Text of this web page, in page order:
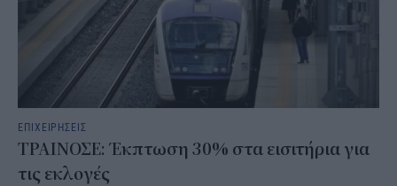
ΕΠΙΧΕΙΡΗΣΕΙΣ
ΤΡΑΙΝΟΣΕ: Έκπτωση 30% στα εισιτήρια για
τις εκλογές